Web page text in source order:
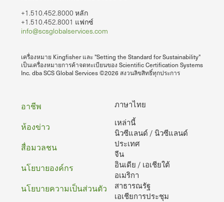
+1.510.452.8000 หลัก
+1.510.452.8001 แฟกซ์
info@scsglobalservices.com
เครื่องหมาย Kingfisher และ "Setting the Standard for Sustainability"
เป็นเครื่องหมายการค้าจดทะเบียนของ Scientific Certification Systems
Inc. dba SCS Global Services ©2026 สงวนลิขสิทธิ์ทุกประการ
ภาษาไทย
เหล่านี้
นิวซีแลนด์ / นิวซีแลนด์
ประเทศ
จีน
อินเดีย / เอเชียใต้
อเมริกา
สาธารณรัฐ
เอเชียการประชุม
ท้าย
กระดาษ
อาชีพ
ห้องข่าว
สื่อมวลชน
นโยบายองค์กร
นโยบายความเป็นส่วนตัว